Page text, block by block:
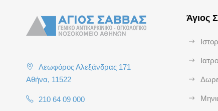
Λεωφόρος Αλεξάνδρας 171
Αθήνα, 11522
210 64 09 000
Άγιος